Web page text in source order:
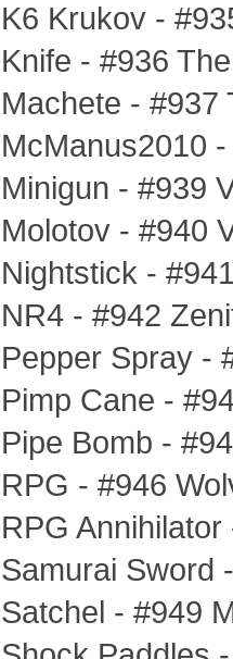
K6 Krukov -
Knife - #936
Machete - #937
McManus2010
Minigun - #939
Molotov - #940
Nightstick -
NR4 - #942
Pepper Spray -
Pimp Cane -
Pipe Bomb -
RPG - #946
RPG
Samurai Sword
Satchel - #949